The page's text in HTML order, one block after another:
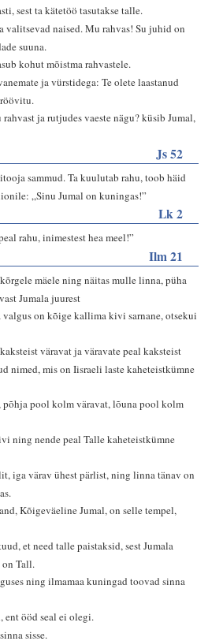
sest ta kätetöö tasutakse talle.
valitsevad naised. Mu rahvas! Su juhid on
suuna.
kohut mõistma rahvastele.
ja vürstidega: Te olete laastanud
ja rutjudes vaeste nägu? küsib Jumal,
Js 52
sammud. Ta kuulutab rahu, toob häid
„Sinu Jumal on kuningas!”
Lk 2
rahu, inimestest hea meel!”
Ilm 21
mäele ning näitas mulle linna, püha
Jumala juurest
on kõige kallima kivi sarnane, otsekui
väravat ja väravate peal kaksteist
nimed, mis on Iisraeli laste kaheteistkümne
põhja pool kolm väravat, lõuna pool kolm
ning nende peal Talle kaheteistkümne
iga värav ühest pärlist, ning linna tänav on
Kõigeväeline Jumal, on selle tempel,
et need talle paistaksid, sest Jumala
Tall.
ning ilmamaa kuningad toovad sinna
ent ööd seal ei olegi.
sisse.